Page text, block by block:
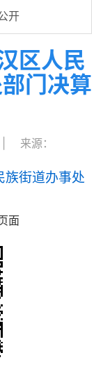
开
区人民
门决算
来源：
族街道办事处
面